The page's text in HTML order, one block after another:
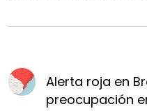
Alerta roja en
preocupación